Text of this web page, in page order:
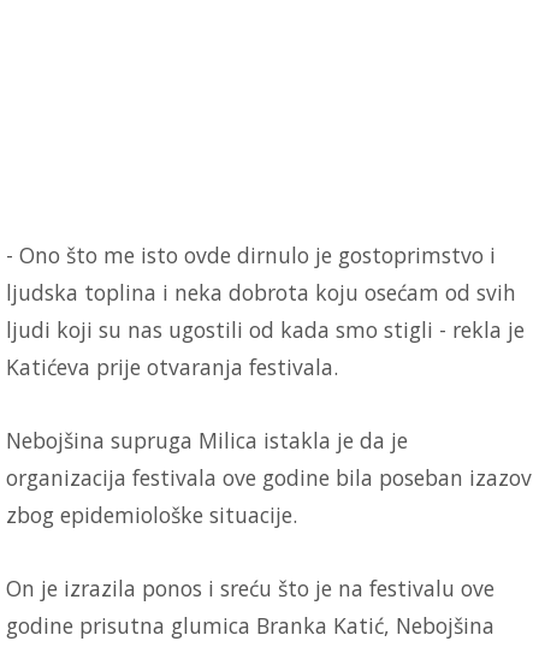
- Ono što me isto ovde dirnulo je gostoprimstvo i
ljudska toplina i neka dobrota koju osećam od svih
ljudi koji su nas ugostili od kada smo stigli - rekla je
Katićeva prije otvaranja festivala.
Nebojšina supruga Milica istakla je da je
organizacija festivala ove godine bila poseban izazov
zbog epidemiološke situacije.
On je izrazila ponos i sreću što je na festivalu ove
godine prisutna glumica Branka Katić, Nebojšina